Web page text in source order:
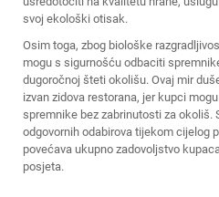
svoj ekološki otisak.
Osim toga, zbog biološke
mogu s sigurnošću odbaciti
dugoročnoj šteti okolišu. Ovaj mir
izvan zidova restorana, jer kupci
spremnike bez zabrinutosti za
odgovornih odabirova tijekom cijelog
povećava ukupno zadovoljstvo
posjeta.